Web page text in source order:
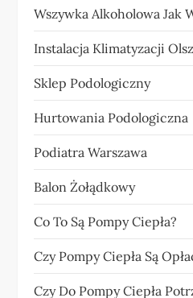
Wszywka Alkoholowa Jak
Instalacja Klimatyzacji
Sklep Podologiczny
Hurtowania Podologiczna
Podiatra Warszawa
Balon Żołądkowy
Co To Są Pompy Ciepła?
Czy Pompy Ciepła Są
Czy Do Pompy Ciepła